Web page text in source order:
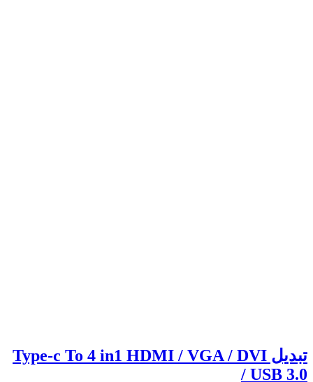
تبدیل Type-c To 4 in1 HDMI / VGA / DVI
/ USB 3.0